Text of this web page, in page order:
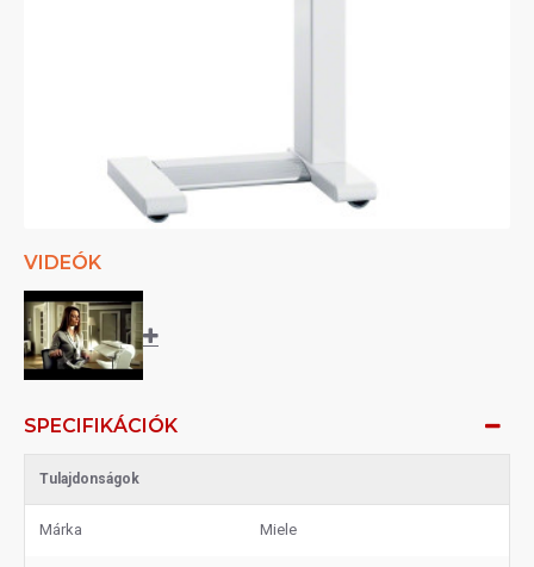
VIDEÓK
SPECIFIKÁCIÓK
Tulajdonságok
Márka Miele